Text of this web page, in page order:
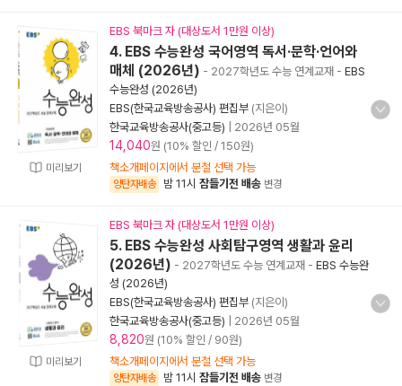
미리보기
EBS 북마크 자 (대상도서 1만원 이상)
4. EBS 수능완성 국어영역 독서·문학·언어와
매체 (2026년) - 2027학년도 수능 연계교재 - EBS
수능완성 (2026년)
EBS(한국교육방송공사) 편집부 (지은이)
한국교육방송공사(중고등)
2026년 05월
14,040원 (10% 할인 / 150원)
책소개페이지에서 분철 선택 가능
양탄자배송 밤 11시 잠들기전 배송 변경
미리보기
EBS 북마크 자 (대상도서 1만원 이상)
5. EBS 수능완성 사회탐구영역 생활과 윤리
(2026년) - 2027학년도 수능 연계교재 - EBS 수능완
성 (2026년)
EBS(한국교육방송공사) 편집부 (지은이)
한국교육방송공사(중고등)
2026년 05월
8,820원 (10% 할인 / 90원)
책소개페이지에서 분철 선택 가능
양탄자배송 밤 11시 잠들기전 배송 변경